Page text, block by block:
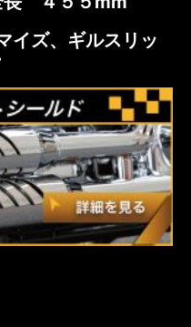
イズ、ギルスリッ